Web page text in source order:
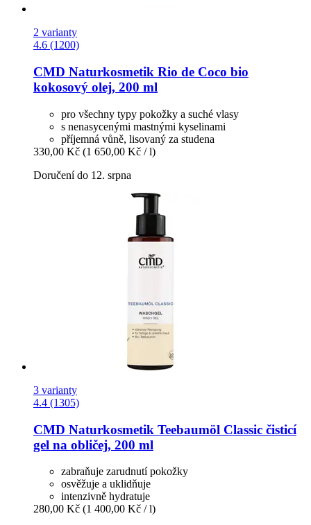
2 varianty
4.6 (1200)
CMD Naturkosmetik Rio de Coco bio
kokosový olej, 200 ml
pro všechny typy pokožky a suché vlasy
s nenasycenými mastnými kyselinami
příjemná vůně, lisovaný za studena
330,00 Kč (1 650,00 Kč / l)
Doručení do 12. srpna
3 varianty
4.4 (1305)
CMD Naturkosmetik Teebaumöl Classic čisticí
gel na obličej, 200 ml
zabraňuje zarudnutí pokožky
osvěžuje a uklidňuje
intenzivně hydratuje
280,00 Kč (1 400,00 Kč / l)